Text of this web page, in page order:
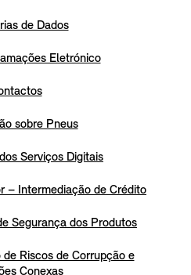
de Dados
Eletrónico
sobre Pneus
Serviços Digitais
– Intermediação de Crédito
Segurança dos Produtos
Riscos de Corrupção e
Conexas